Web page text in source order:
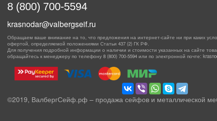
8 (800) 700-5594
krasnodar@valbergseif.ru
Обращаем ваше внимание на то, что предложения на интернет-сайте ни при каких
офертой, определяемой положениями Статьи 437 (2) ГК РФ.
Для получения подробной информации о наличии и стоимости указанных на сайте
обращайтесь к менеджеру по телефону 8 (800) 700-5594 или по электронной почте:
©2019, ВалбергСейф.рф – продажа сейфов и металлической